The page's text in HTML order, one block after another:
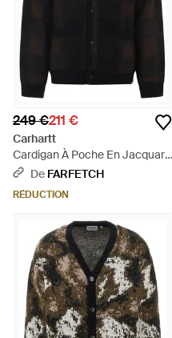
249 €211 €
Carhartt
Cardigan À Poche En Jacquard
- Noir
De FARFETCH
RÉDUCTION